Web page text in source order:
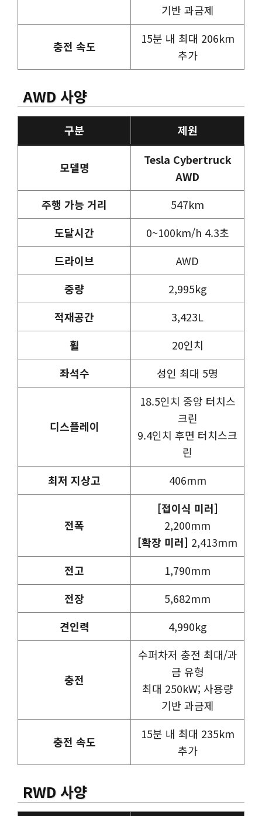
기반 과금제
충전 속도
15분 내 최대 206km
추가
AWD 사양
구분 제원
모델명
Tesla Cybertruck
AWD
주행 가능 거리
547km
도달시간
0~100km/h 4.3초
드라이브
AWD
중량
2,995kg
적재공간
3,423L
휠
20인치
좌석수
성인 최대 5명
디스플레이
18.5인치 중앙 터치스
크린
9.4인치 후면 터치스크
린
최저 지상고
406mm
전폭
[접이식 미러]
2,200mm
[확장 미러] 2,413mm
전고
1,790mm
전장
5,682mm
견인력
4,990kg
충전
수퍼차저 충전 최대/과
금 유형
최대 250kW; 사용량
기반 과금제
충전 속도
15분 내 최대 235km
추가
RWD 사양